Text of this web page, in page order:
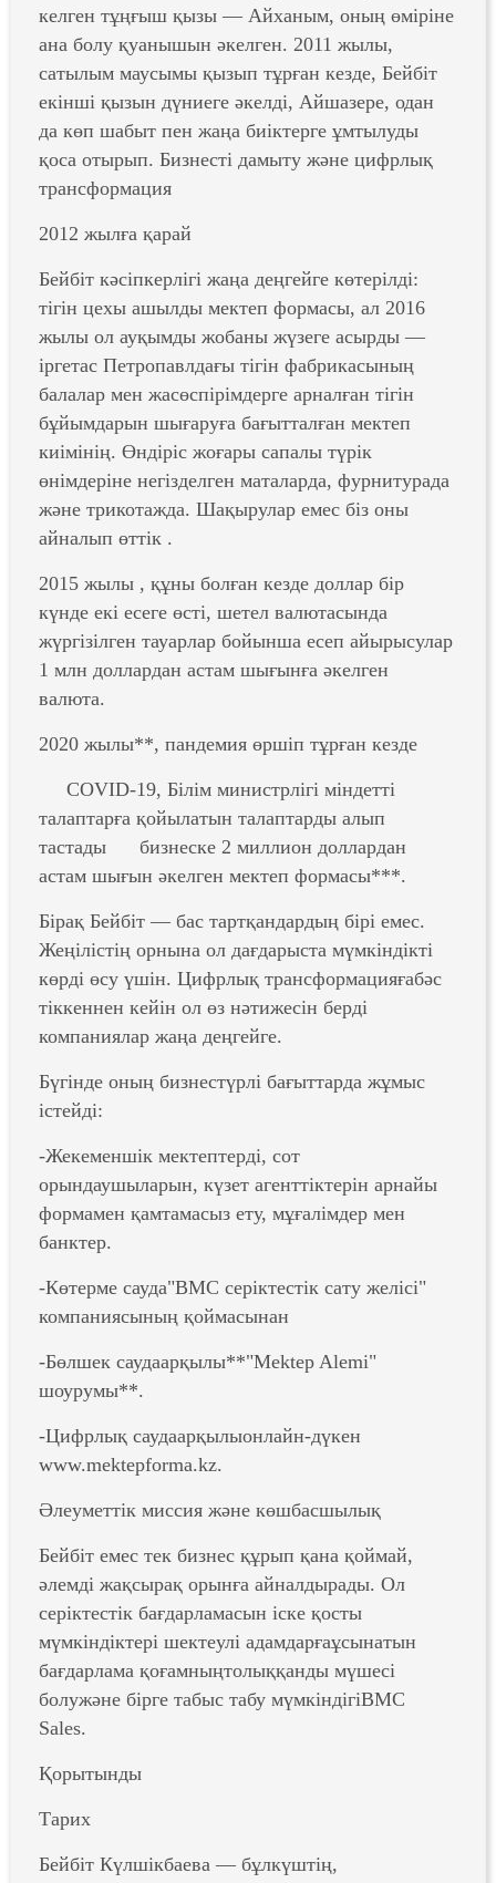
келген тұңғыш қызы — Айханым, оның өміріне
ана болу қуанышын әкелген. 2011 жылы,
сатылым маусымы қызып тұрған кезде, Бейбіт
екінші қызын дүниеге әкелді, Айшазере, одан
да көп шабыт пен жаңа биіктерге ұмтылуды
қоса отырып. Бизнесті дамыту және цифрлық
трансформация
2012 жылға қарай
Бейбіт кәсіпкерлігі жаңа деңгейге көтерілді:
тігін цехы ашылды мектеп формасы, ал 2016
жылы ол ауқымды жобаны жүзеге асырды —
іргетас Петропавлдағы тігін фабрикасының
балалар мен жасөспірімдерге арналған тігін
бұйымдарын шығаруға бағытталған мектеп
киімінің. Өндіріс жоғары сапалы түрік
өнімдеріне негізделген маталарда, фурнитурада
және трикотажда. Шақырулар емес біз оны
айналып өттік .
2015 жылы , құны болған кезде доллар бір
күнде екі есеге өсті, шетел валютасында
жүргізілген тауарлар бойынша есеп айырысулар
1 млн доллардан астам шығынға әкелген
валюта.
2020 жылы**, пандемия өршіп тұрған кезде
COVID-19, Білім министрлігі міндетті
талаптарға қойылатын талаптарды алып
тастады бизнеске 2 миллион доллардан
астам шығын әкелген мектеп формасы***.
Бірақ Бейбіт — бас тартқандардың бірі емес.
Жеңілістің орнына ол дағдарыста мүмкіндікті
көрді өсу үшін. Цифрлық трансформацияғабәс
тіккеннен кейін ол өз нәтижесін берді
компаниялар жаңа деңгейге.
Бүгінде оның бизнестүрлі бағыттарда жұмыс
істейді:
-Жекеменшік мектептерді, сот
орындаушыларын, күзет агенттіктерін арнайы
формамен қамтамасыз ету, мұғалімдер мен
банктер.
-Көтерме сауда"BMC серіктестік сату желісі"
компаниясының қоймасынан
-Бөлшек саудаарқылы**"Mektep Alemi"
шоурумы**.
-Цифрлық саудаарқылыонлайн-дүкен
www.mektepforma.kz.
Әлеуметтік миссия және көшбасшылық
Бейбіт емес тек бизнес құрып қана қоймай,
әлемді жақсырақ орынға айналдырады. Ол
серіктестік бағдарламасын іске қосты
мүмкіндіктері шектеулі адамдарғаұсынатын
бағдарлама қоғамныңтолыққанды мүшесі
болужәне бірге табыс табу мүмкіндігіBMC
Sales.
Қорытынды
Тарих
Бейбіт Күлшікбаева — бұлкүштің,